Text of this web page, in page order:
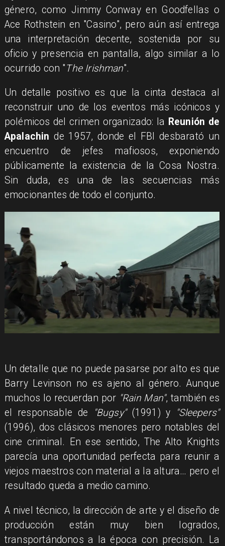
género, como Jimmy Conway en Goodfellas o
Ace Rothstein en "Casino", pero aún así entrega
una interpretación decente, sostenida por su
oficio y presencia en pantalla, algo similar a lo
ocurrido con "The Irishman".
Un detalle positivo es que la cinta destaca al
reconstruir uno de los eventos más icónicos y
polémicos del crimen organizado: la Reunión de
Apalachin de 1957, donde el FBI desbarató un
encuentro de jefes mafiosos, exponiendo
públicamente la existencia de la Cosa Nostra.
Sin duda, es una de las secuencias más
emocionantes de todo el conjunto.
Un detalle que no puede pasarse por alto es que
Barry Levinson no es ajeno al género. Aunque
muchos lo recuerdan por "Rain Man", también es
el responsable de
"Bugsy"(1991) y
"Sleepers"
(1996), dos clásicos menores pero notables del
cine criminal. En ese sentido, The Alto Knights
parecía una oportunidad perfecta para reunir a
viejos maestros con material a la altura… pero el
resultado queda a medio camino.
A nivel técnico, la dirección de arte y el diseño de
producción están muy bien logrados,
transportándonos a la época con precisión. La